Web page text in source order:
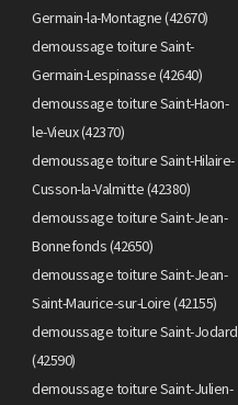
Germain-la-Montagne (42670)
demoussage toiture Saint-
Germain-Lespinasse (42640)
demoussage toiture Saint-Haon-
le-Vieux (42370)
demoussage toiture Saint-Hilaire-
Cusson-la-Valmitte (42380)
demoussage toiture Saint-Jean-
Bonnefonds (42650)
demoussage toiture Saint-Jean-
Saint-Maurice-sur-Loire (42155)
demoussage toiture Saint-Jodard
(42590)
demoussage toiture Saint-Julien-